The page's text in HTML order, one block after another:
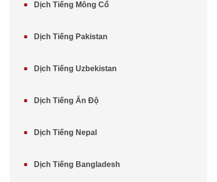
Dịch Tiếng Mông Cổ
Dịch Tiếng Pakistan
Dịch Tiếng Uzbekistan
Dịch Tiếng Ấn Độ
Dịch Tiếng Nepal
Dịch Tiếng Bangladesh